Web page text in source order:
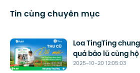
Tin cùng chuyên mục
2025-10-20 12:05:03
Loa TingTing
quả bão lũ cùng
Nguyên